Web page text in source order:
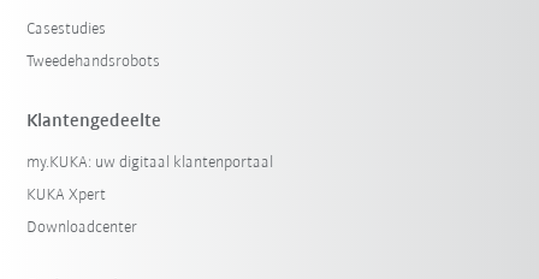
Casestudies
Tweedehandsrobots
Klantengedeelte
my.KUKA: uw digitaal klantenportaal
KUKA Xpert
Downloadcenter